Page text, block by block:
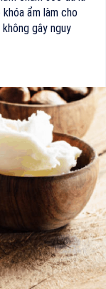
ẩm làm cho
gây nguy